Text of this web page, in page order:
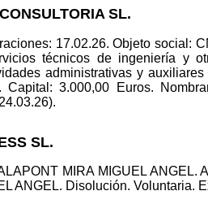
SL.
17.02.26. Objeto social:
técnicos de ingeniería y
administrativas y
3.000,00 Euros.
SL.
MIRA MIGUEL ANGEL.
ANGEL. Disolución. Voluntaria.